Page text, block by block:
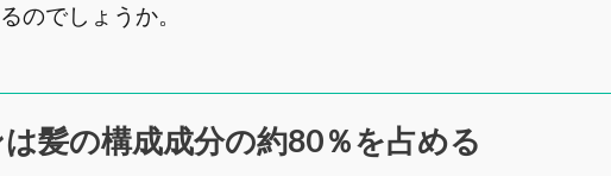
のでしょうか。
髪の構成成分の約80％を占める